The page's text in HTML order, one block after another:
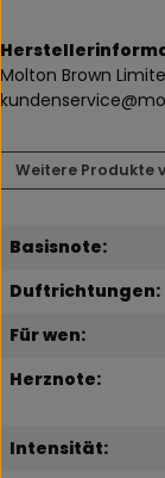
Molton Brown
Weitere Produkte
Basisnote:
Duftrichtungen:
Für wen:
Herznote:
Intensität: